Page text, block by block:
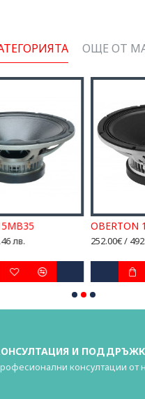
ОЩЕ ОТ
лв.
OBERTON
252.00€ /
И
консултации от